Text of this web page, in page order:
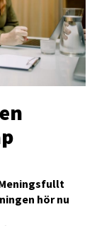
hör nu